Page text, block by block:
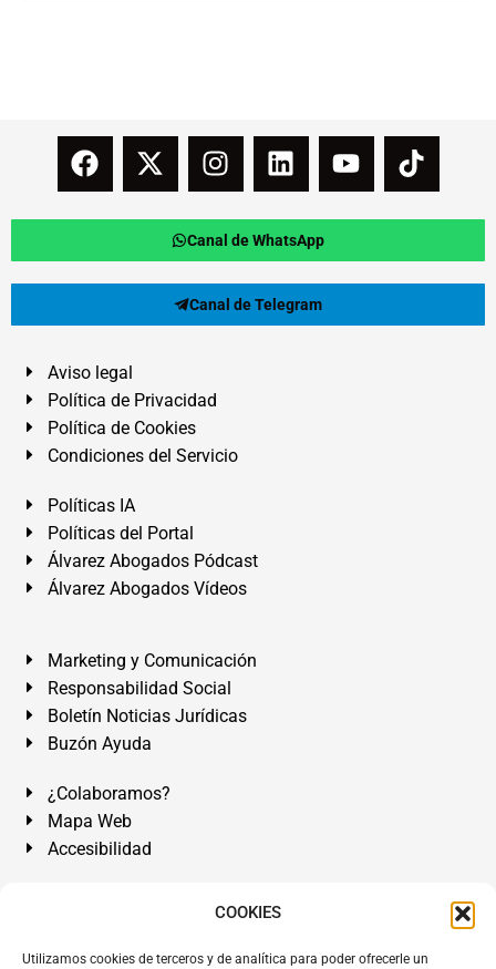
COOKIES
Utilizamos cookies de terceros y de analítica para poder ofrecerle un
Canal de WhatsApp
Canal de Telegram
Aviso legal
Política de Privacidad
Política de Cookies
Condiciones del Servicio
Políticas IA
Políticas del Portal
Álvarez Abogados Pódcast
Álvarez Abogados Vídeos
Marketing y Comunicación
Responsabilidad Social
Boletín Noticias Jurídicas
Buzón Ayuda
¿Colaboramos?
Mapa Web
Accesibilidad
Álvarez Abogados Tenerife:Calle Teobaldo Power Nº 7,
de Tenerife. Islas Canarias.